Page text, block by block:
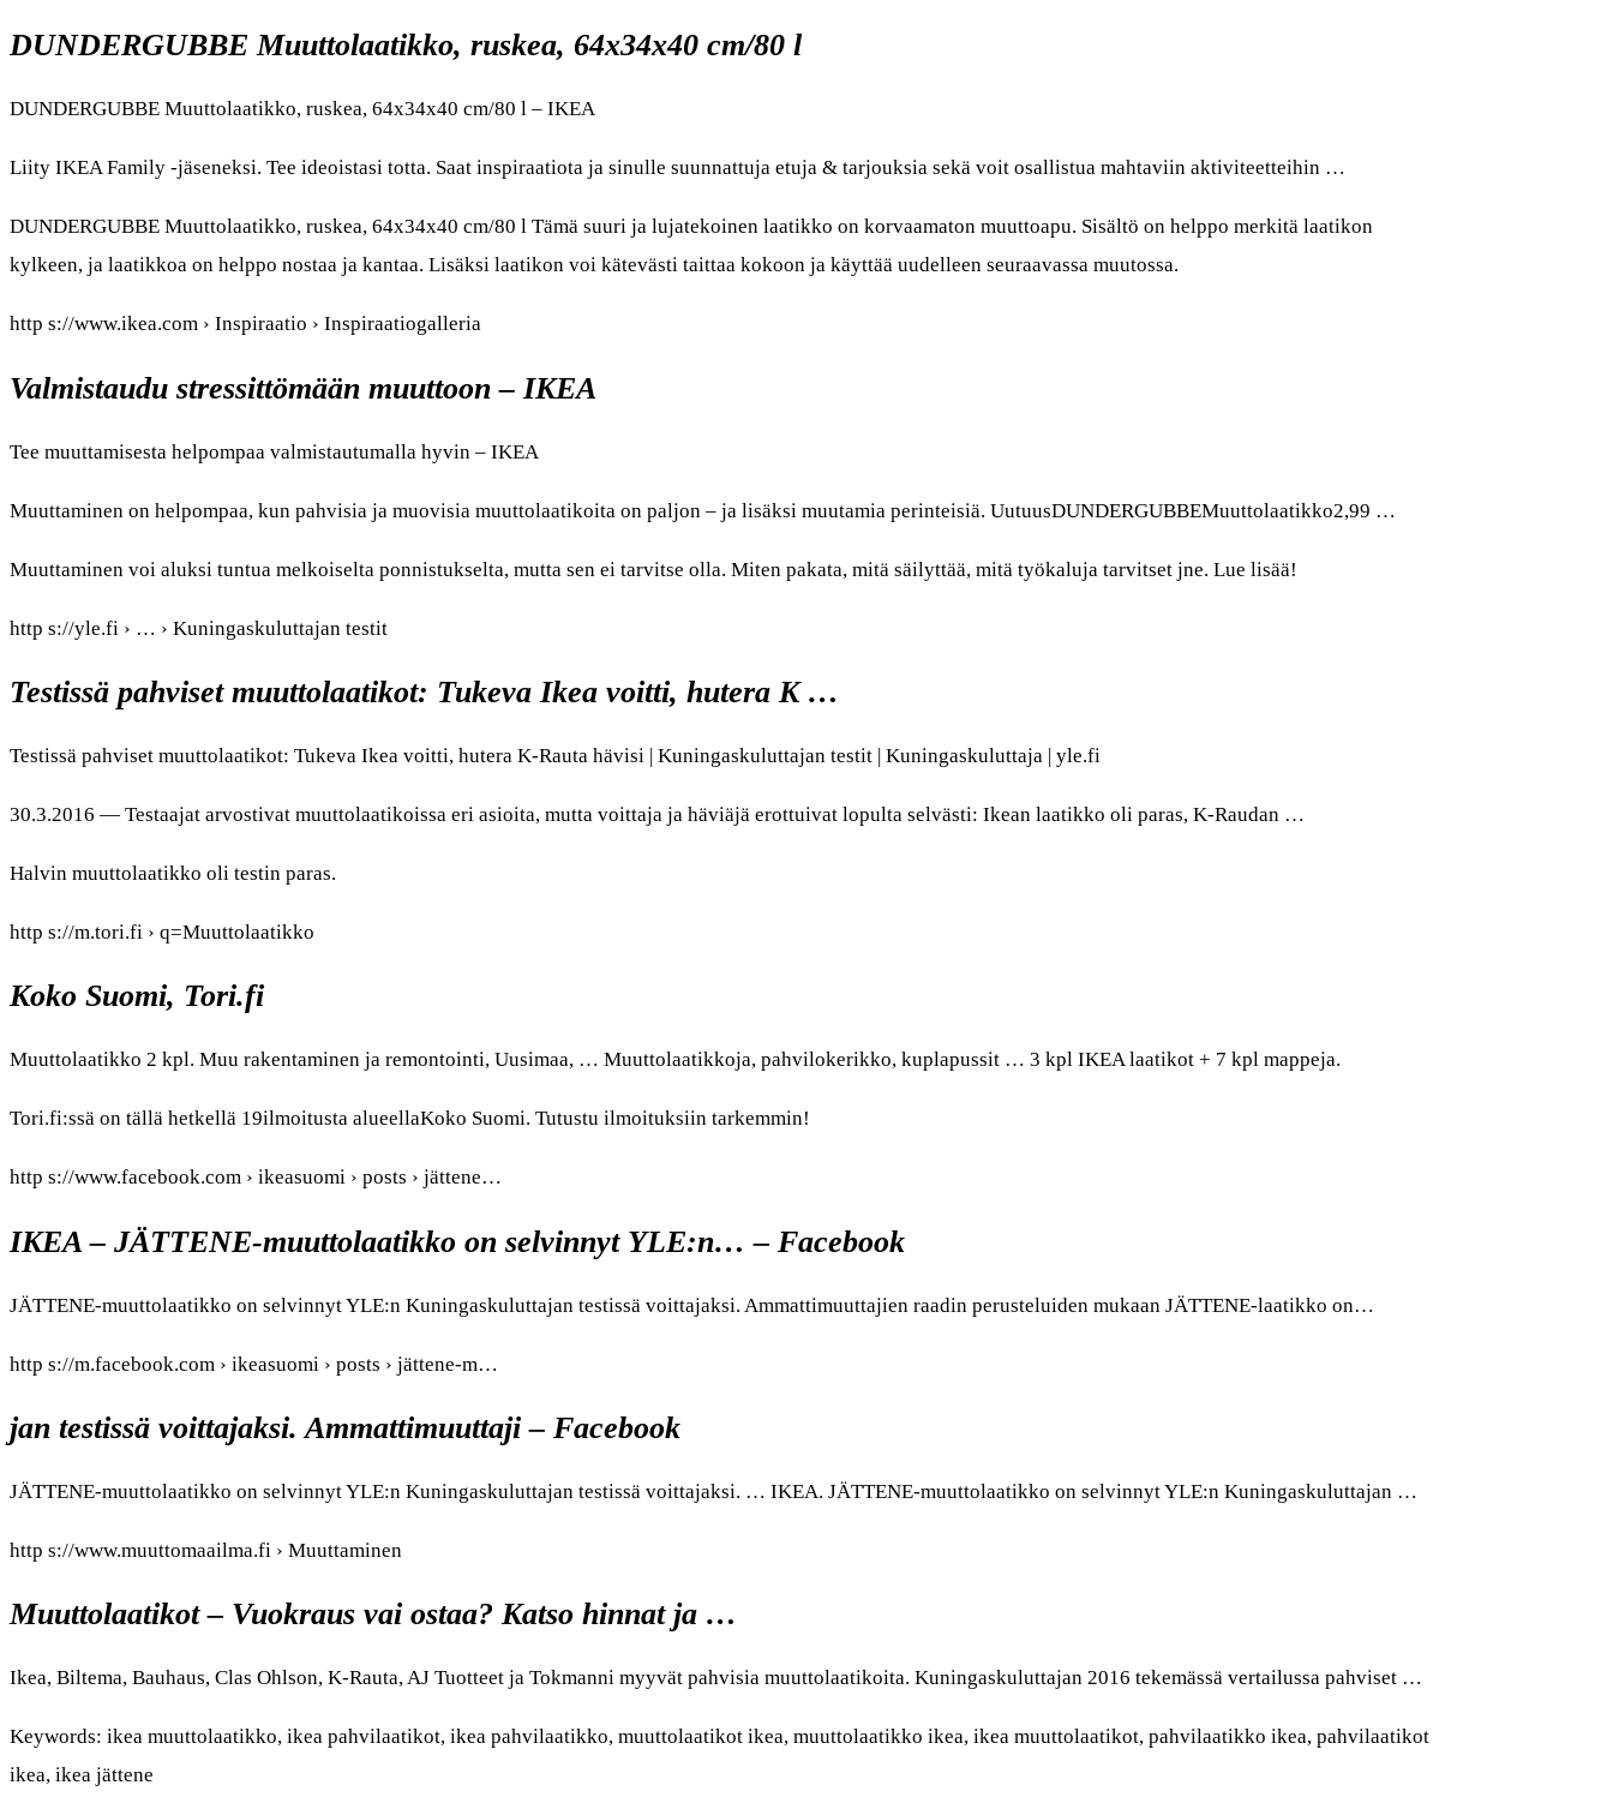
DUNDERGUBBE Muuttolaatikko, ruskea, 64x34x40 cm/80 l
DUNDERGUBBE Muuttolaatikko, ruskea, 64x34x40 cm/80 l – IKEA
Liity IKEA Family -jäseneksi. Tee ideoistasi totta. Saat inspiraatiota ja sinulle suunnattuja etuja & tarjouksia sekä voit osallistua mahtaviin aktiviteetteihin …
DUNDERGUBBE Muuttolaatikko, ruskea, 64x34x40 cm/80 l Tämä suuri ja lujatekoinen laatikko on korvaamaton muuttoapu. Sisältö on helppo merkitä laatikon
kylkeen, ja laatikkoa on helppo nostaa ja kantaa. Lisäksi laatikon voi kätevästi taittaa kokoon ja käyttää uudelleen seuraavassa muutossa.
http s://www.ikea.com › Inspiraatio › Inspiraatiogalleria
Valmistaudu stressittömään muuttoon – IKEA
Tee muuttamisesta helpompaa valmistautumalla hyvin – IKEA
Muuttaminen on helpompaa, kun pahvisia ja muovisia muuttolaatikoita on paljon – ja lisäksi muutamia perinteisiä. UutuusDUNDERGUBBEMuuttolaatikko2,99 …
Muuttaminen voi aluksi tuntua melkoiselta ponnistukselta, mutta sen ei tarvitse olla. Miten pakata, mitä säilyttää, mitä työkaluja tarvitset jne. Lue lisää!
http s://yle.fi › … › Kuningaskuluttajan testit
Testissä pahviset muuttolaatikot: Tukeva Ikea voitti, hutera K …
Testissä pahviset muuttolaatikot: Tukeva Ikea voitti, hutera K-Rauta hävisi | Kuningaskuluttajan testit | Kuningaskuluttaja | yle.fi
30.3.2016 — Testaajat arvostivat muuttolaatikoissa eri asioita, mutta voittaja ja häviäjä erottuivat lopulta selvästi: Ikean laatikko oli paras, K-Raudan …
Halvin muuttolaatikko oli testin paras.
http s://m.tori.fi › q=Muuttolaatikko
Koko Suomi, Tori.fi
Muuttolaatikko 2 kpl. Muu rakentaminen ja remontointi, Uusimaa, … Muuttolaatikkoja, pahvilokerikko, kuplapussit … 3 kpl IKEA laatikot + 7 kpl mappeja.
Tori.fi:ssä on tällä hetkellä 19ilmoitusta alueellaKoko Suomi. Tutustu ilmoituksiin tarkemmin!
http s://www.facebook.com › ikeasuomi › posts › jättene…
IKEA – JÄTTENE-muuttolaatikko on selvinnyt YLE:n… – Facebook
JÄTTENE-muuttolaatikko on selvinnyt YLE:n Kuningaskuluttajan testissä voittajaksi. Ammattimuuttajien raadin perusteluiden mukaan JÄTTENE-laatikko on…
http s://m.facebook.com › ikeasuomi › posts › jättene-m…
jan testissä voittajaksi. Ammattimuuttaji – Facebook
JÄTTENE-muuttolaatikko on selvinnyt YLE:n Kuningaskuluttajan testissä voittajaksi. … IKEA. JÄTTENE-muuttolaatikko on selvinnyt YLE:n Kuningaskuluttajan …
http s://www.muuttomaailma.fi › Muuttaminen
Muuttolaatikot – Vuokraus vai ostaa? Katso hinnat ja …
Ikea, Biltema, Bauhaus, Clas Ohlson, K-Rauta, AJ Tuotteet ja Tokmanni myyvät pahvisia muuttolaatikoita. Kuningaskuluttajan 2016 tekemässä vertailussa pahviset …
Keywords: ikea muuttolaatikko, ikea pahvilaatikot, ikea pahvilaatikko, muuttolaatikot ikea, muuttolaatikko ikea, ikea muuttolaatikot, pahvilaatikko ikea, pahvilaatikot
ikea, ikea jättene